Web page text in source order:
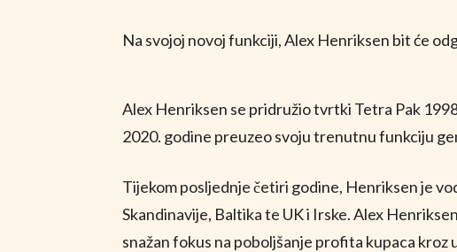
Na svojoj novoj funkciji, Alex Henriksen bit će
Alex Henriksen se pridružio tvrtki Tetra Pak
2020. godine preuzeo svoju trenutnu funkciju
Tijekom posljednje četiri godine, Henriksen je
Skandinavije, Baltika te UK i Irske. Alex
snažan fokus na poboljšanje profita kupaca kroz